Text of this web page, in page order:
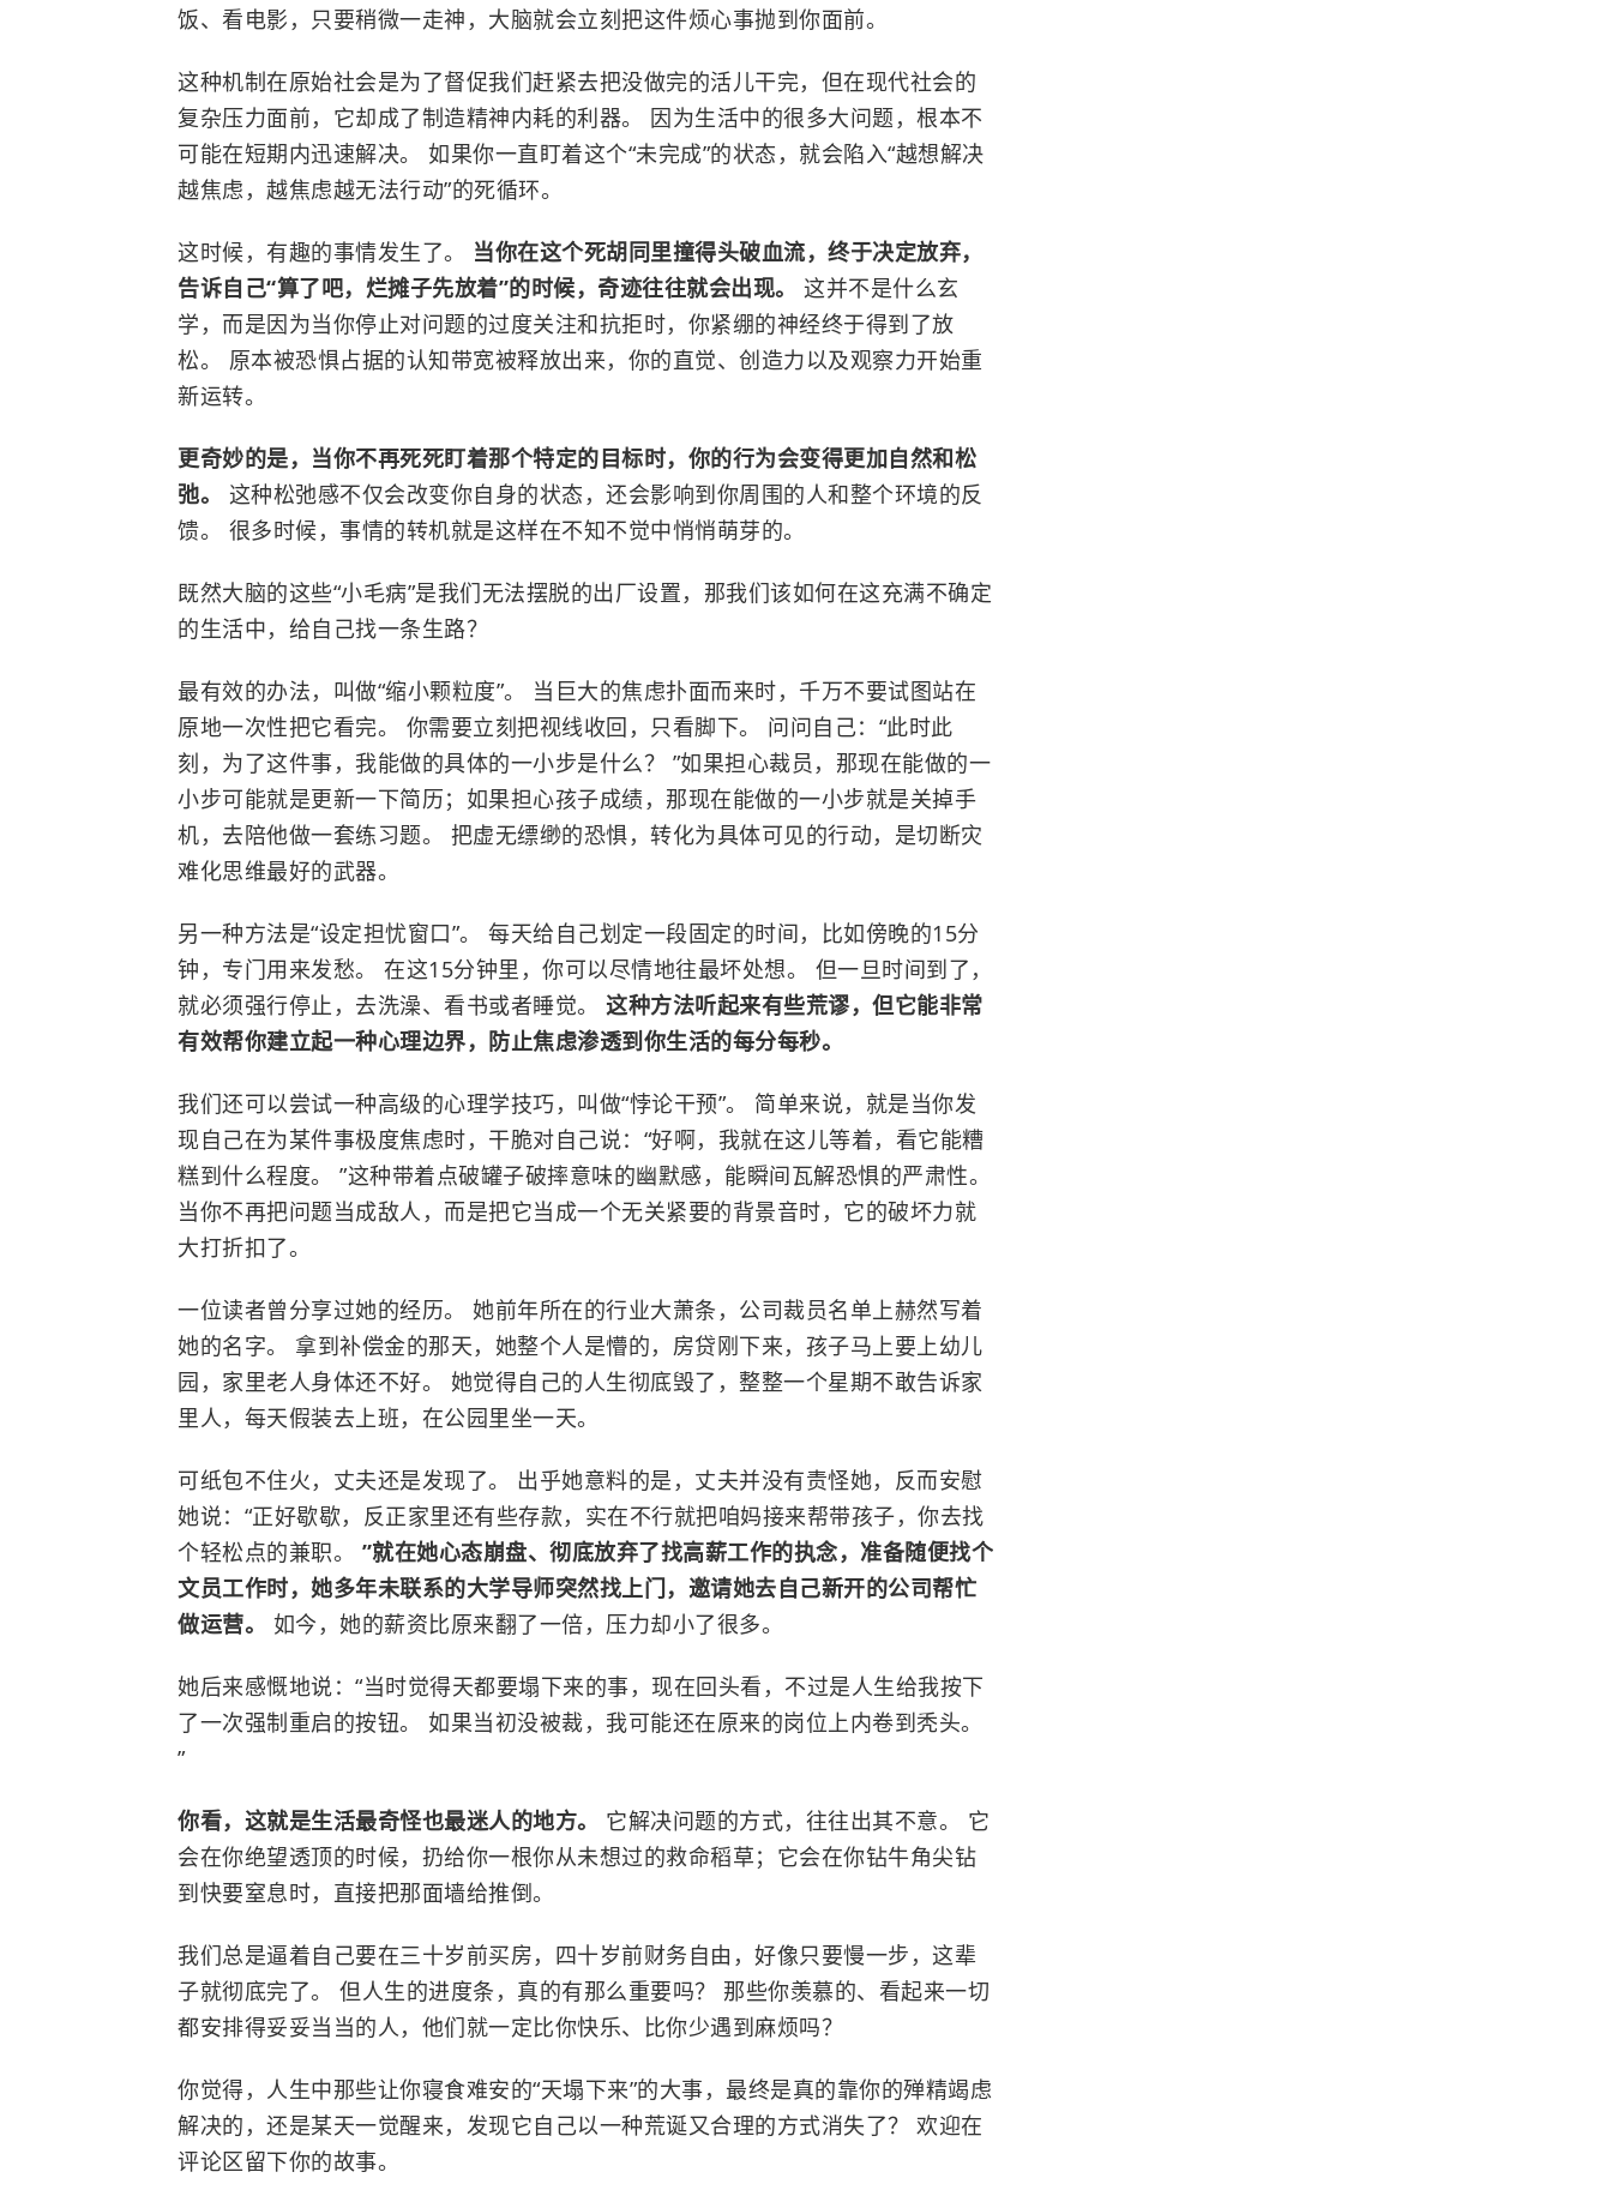
饭、看电影，只要稍微一走神，大脑就会立刻把这件烦心事抛到你面前。
这种机制在原始社会是为了督促我们赶紧去把没做完的活儿干完，但在现代社会的
复杂压力面前，它却成了制造精神内耗的利器。 因为生活中的很多大问题，根本不
可能在短期内迅速解决。 如果你一直盯着这个“未完成”的状态，就会陷入“越想解决
越焦虑，越焦虑越无法行动”的死循环。
这时候，有趣的事情发生了。 当你在这个死胡同里撞得头破血流，终于决定放弃，
告诉自己“算了吧，烂摊子先放着”的时候，奇迹往往就会出现。 这并不是什么玄
学，而是因为当你停止对问题的过度关注和抗拒时，你紧绷的神经终于得到了放
松。 原本被恐惧占据的认知带宽被释放出来，你的直觉、创造力以及观察力开始重
新运转。
更奇妙的是，当你不再死死盯着那个特定的目标时，你的行为会变得更加自然和松
弛。 这种松弛感不仅会改变你自身的状态，还会影响到你周围的人和整个环境的反
馈。 很多时候，事情的转机就是这样在不知不觉中悄悄萌芽的。
既然大脑的这些“小毛病”是我们无法摆脱的出厂设置，那我们该如何在这充满不确定
的生活中，给自己找一条生路？
最有效的办法，叫做“缩小颗粒度”。 当巨大的焦虑扑面而来时，千万不要试图站在
原地一次性把它看完。 你需要立刻把视线收回，只看脚下。 问问自己：“此时此
刻，为了这件事，我能做的具体的一小步是什么？ ”如果担心裁员，那现在能做的一
小步可能就是更新一下简历；如果担心孩子成绩，那现在能做的一小步就是关掉手
机，去陪他做一套练习题。 把虚无缥缈的恐惧，转化为具体可见的行动，是切断灾
难化思维最好的武器。
另一种方法是“设定担忧窗口”。 每天给自己划定一段固定的时间，比如傍晚的15分
钟，专门用来发愁。 在这15分钟里，你可以尽情地往最坏处想。 但一旦时间到了，
就必须强行停止，去洗澡、看书或者睡觉。 这种方法听起来有些荒谬，但它能非常
有效帮你建立起一种心理边界，防止焦虑渗透到你生活的每分每秒。
我们还可以尝试一种高级的心理学技巧，叫做“悖论干预”。 简单来说，就是当你发
现自己在为某件事极度焦虑时，干脆对自己说：“好啊，我就在这儿等着，看它能糟
糕到什么程度。 ”这种带着点破罐子破摔意味的幽默感，能瞬间瓦解恐惧的严肃性。
当你不再把问题当成敌人，而是把它当成一个无关紧要的背景音时，它的破坏力就
大打折扣了。
一位读者曾分享过她的经历。 她前年所在的行业大萧条，公司裁员名单上赫然写着
她的名字。 拿到补偿金的那天，她整个人是懵的，房贷刚下来，孩子马上要上幼儿
园，家里老人身体还不好。 她觉得自己的人生彻底毁了，整整一个星期不敢告诉家
里人，每天假装去上班，在公园里坐一天。
可纸包不住火，丈夫还是发现了。 出乎她意料的是，丈夫并没有责怪她，反而安慰
她说：“正好歇歇，反正家里还有些存款，实在不行就把咱妈接来帮带孩子，你去找
个轻松点的兼职。 ”就在她心态崩盘、彻底放弃了找高薪工作的执念，准备随便找个
文员工作时，她多年未联系的大学导师突然找上门，邀请她去自己新开的公司帮忙
做运营。 如今，她的薪资比原来翻了一倍，压力却小了很多。
她后来感慨地说：“当时觉得天都要塌下来的事，现在回头看，不过是人生给我按下
了一次强制重启的按钮。 如果当初没被裁，我可能还在原来的岗位上内卷到秃头。
”
你看，这就是生活最奇怪也最迷人的地方。 它解决问题的方式，往往出其不意。 它
会在你绝望透顶的时候，扔给你一根你从未想过的救命稻草；它会在你钻牛角尖钻
到快要窒息时，直接把那面墙给推倒。
我们总是逼着自己要在三十岁前买房，四十岁前财务自由，好像只要慢一步，这辈
子就彻底完了。 但人生的进度条，真的有那么重要吗？ 那些你羡慕的、看起来一切
都安排得妥妥当当的人，他们就一定比你快乐、比你少遇到麻烦吗？
你觉得，人生中那些让你寝食难安的“天塌下来”的大事，最终是真的靠你的殚精竭虑
解决的，还是某天一觉醒来，发现它自己以一种荒诞又合理的方式消失了？ 欢迎在
评论区留下你的故事。